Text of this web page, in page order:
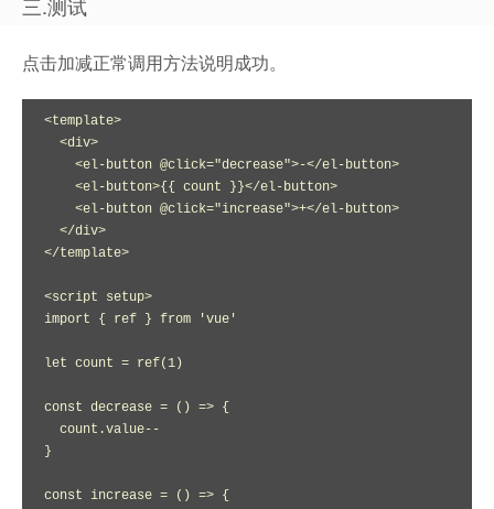
点击加减正常调用方法说明成功。
<template>
</template>
<script setup>
import { ref } from 'vue'
let count = ref(1)
const decrease = () => {
}
const increase = () => {